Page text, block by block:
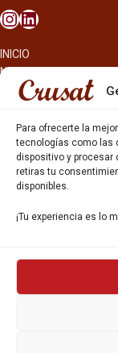
Para ofrecerte la
tecnologías como las
dispositivo y procesar
retiras tu
disponibles.
¡Tu experiencia es lo
INICIO
NOSOTROS
CERVEZAS
OTROS PRODUCTOS
REPARTO EN
HOSTELERÍA Y
CARTAS DE
CATAS Y FORMACIONES
SERVICIO TÉCNICO
GESTIÓN DE